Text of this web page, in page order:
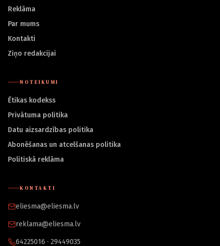
Reklāma
Par mums
Kontakti
Ziņo redakcijai
NOTEIKUMI
Ētikas kodekss
Privātuma politika
Datu aizsardzības politika
Abonēšanas un atcelšanas politika
Politiskā reklāma
KONTAKTI
eliesma@eliesma.lv
reklama@eliesma.lv
64225016 · 29449035